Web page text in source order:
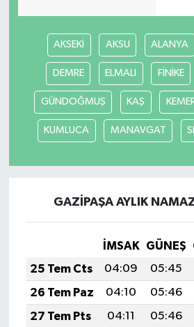
AKSEKİ AKSU ALANYA
DEMRE ELMALI FİNİKE
GÜNDOĞMUŞ KAŞ
KUMLUCA MANAVGAT
GAZİPAŞA AYLIK
İMSAK GÜNEŞ
25 Tem Cts
04:09 05:45
26 Tem Paz
04:10 05:46
27 Tem Pts
04:11 05:46